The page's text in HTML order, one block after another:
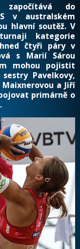
do
v australském
hlavní soutěž. V
kategorie
hned čtyři páry v
s Marií Sárou
mohou pojistit
Pavelkovy,
a Jiří
primárně o